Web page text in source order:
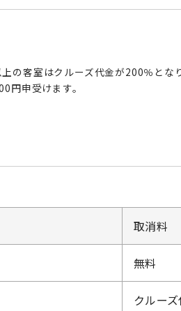
の客室はクルーズ代金が200％とな
円申受けます。
取消料
無料
クルー